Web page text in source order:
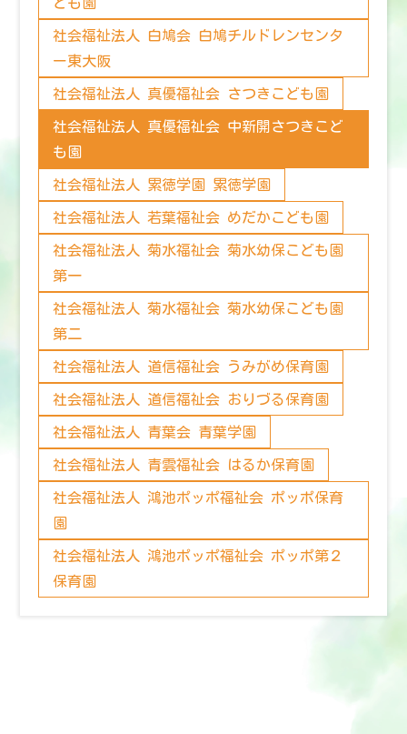
社会福祉法人 白鳩会 白鳩チルドレンセンタ
ー東大阪
社会福祉法人 真優福祉会 さつきこども園
社会福祉法人 真優福祉会 中新開さつきこど
も園
社会福祉法人 累徳学園 累徳学園
社会福祉法人 若葉福祉会 めだかこども園
社会福祉法人 菊水福祉会 菊水幼保こども園
第一
社会福祉法人 菊水福祉会 菊水幼保こども園
第二
社会福祉法人 道信福祉会 うみがめ保育園
社会福祉法人 道信福祉会 おりづる保育園
社会福祉法人 青葉会 青葉学園
社会福祉法人 青雲福祉会 はるか保育園
社会福祉法人 鴻池ポッポ福祉会 ポッポ保育
園
社会福祉法人 鴻池ポッポ福祉会 ポッポ第２
保育園